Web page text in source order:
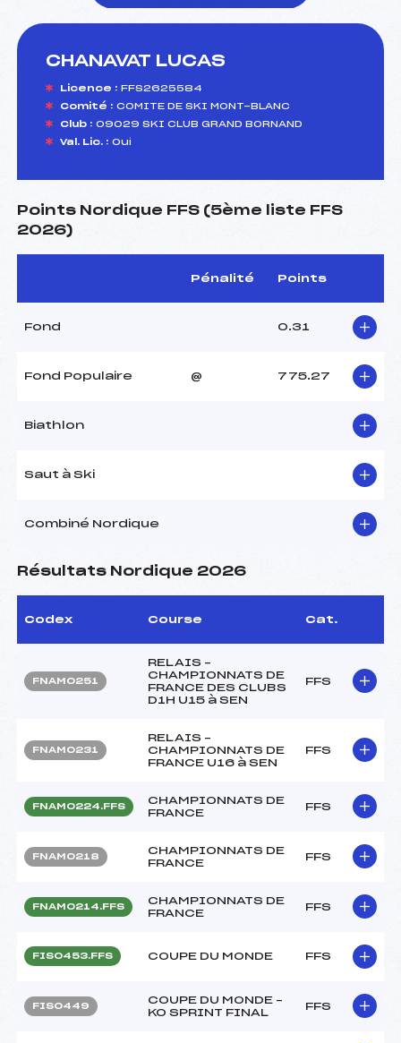
CHANAVAT LUCAS
Licence : FFS2625584
Comité : COMITE DE SKI MONT-BLANC
Club : 09029 SKI CLUB GRAND BORNAND
Val. Lic. : Oui
Points Nordique FFS (5ème liste FFS
2026)
Pénalité Points
Fond 0.31
Fond Populaire @ 775.27
Biathlon
Saut à Ski
Combiné Nordique
Résultats Nordique 2026
Codex Course Cat.
FNAM0251
RELAIS –
CHAMPIONNATS DE
FRANCE DES CLUBS
D1H U15 à SEN
FFS
FNAM0231
RELAIS –
CHAMPIONNATS DE
FRANCE U16 à SEN
FFS
FNAM0224.FFS
CHAMPIONNATS DE
FRANCE
FFS
FNAM0218
CHAMPIONNATS DE
FRANCE
FFS
FNAM0214.FFS
CHAMPIONNATS DE
FRANCE
FFS
FIS0453.FFS COUPE DU MONDE FFS
FIS0449
COUPE DU MONDE –
KO SPRINT FINAL
FFS